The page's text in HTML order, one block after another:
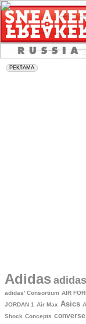
Adidas
adidas' Consortium AIR
JORDAN 1 Air Max Asics
Shock Concepts converse